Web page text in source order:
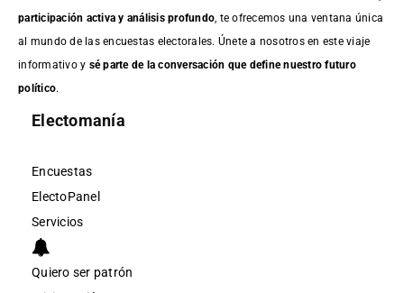
participación activa y análisis profundo , te ofrecemos una ventana única
al mundo de las encuestas electorales. Únete a nosotros en este viaje
informativo y sé parte de la conversación que define nuestro futuro
político.
Electomanía
Encuestas
ElectoPanel
Servicios
Quiero ser patrón